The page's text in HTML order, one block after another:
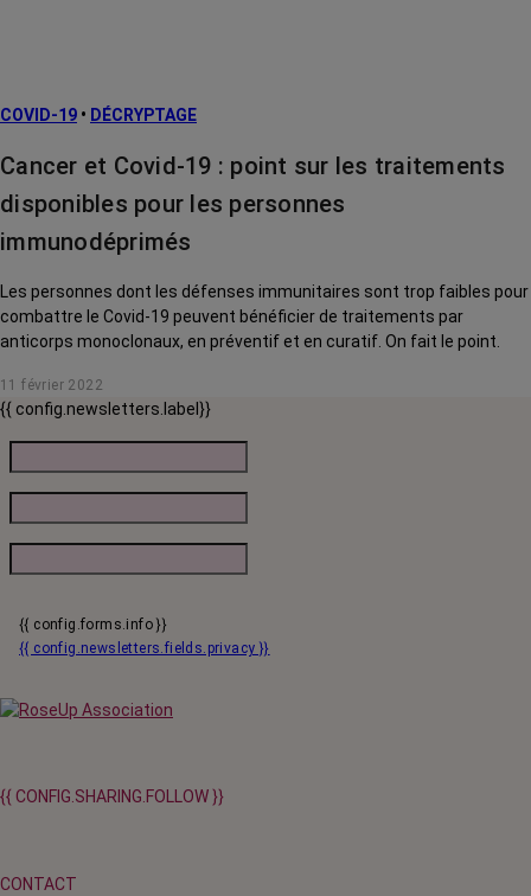
COVID-19 • DÉCRYPTAGE
Cancer et Covid-19 : point sur les traitements
disponibles pour les personnes
immunodéprimés
Les personnes dont les défenses immunitaires sont trop faibles pour
combattre le Covid-19 peuvent bénéficier de traitements par
anticorps monoclonaux, en préventif et en curatif. On fait le point.
11 février 2022
{{ config.newsletters.label}}
{{ config.forms.info }}
{{ config.newsletters.fields.privacy }}
{{ CONFIG.SHARING.FOLLOW }}
CONTACT